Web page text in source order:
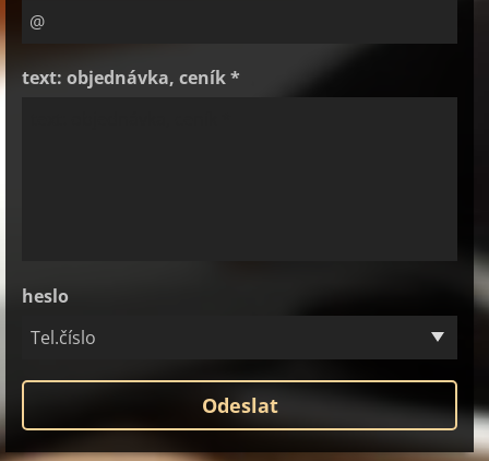
text: objednávka, ceník *
heslo
Tel.číslo